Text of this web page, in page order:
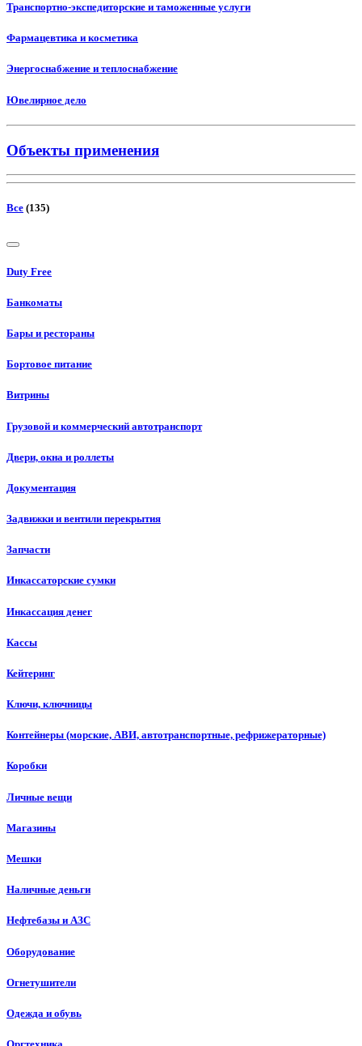
Транспортно-экспедиторские и таможенные услуги
Фармацевтика и косметика
Энергоснабжение и теплоснабжение
Ювелирное дело
Объекты применения
Все (135)
Duty Free
Банкоматы
Бары и рестораны
Бортовое питание
Витрины
Грузовой и коммерческий автотранспорт
Двери, окна и роллеты
Документация
Задвижки и вентили перекрытия
Запчасти
Инкассаторские сумки
Инкассация денег
Кассы
Кейтеринг
Ключи, ключницы
Контейнеры (морские, АВИ, автотранспортные, рефрижераторные)
Коробки
Личные вещи
Магазины
Мешки
Наличные деньги
Нефтебазы и АЗС
Оборудование
Огнетушители
Одежда и обувь